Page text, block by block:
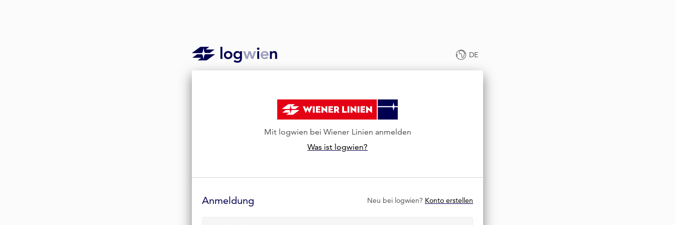
DE
Mit logwien bei Wiener Linien anmelden
Was ist logwien?
Formular
Anmeldung Neu bei logwien? Konto erstellen